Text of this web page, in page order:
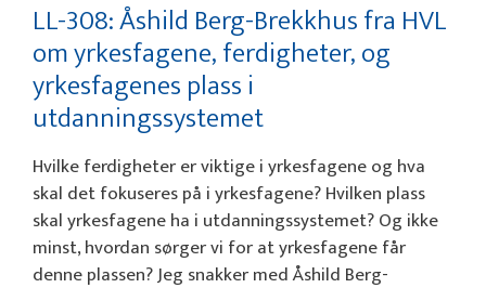
LL-308: Åshild Berg-Brekkhus fra HVL
om yrkesfagene, ferdigheter, og
yrkesfagenes plass i
utdanningssystemet
Hvilke ferdigheter er viktige i yrkesfagene og hva
skal det fokuseres på i yrkesfagene? Hvilken plass
skal yrkesfagene ha i utdanningssystemet? Og ikke
minst, hvordan sørger vi for at yrkesfagene får
denne plassen? Jeg snakker med Åshild Berg-